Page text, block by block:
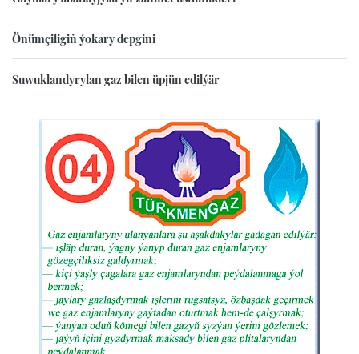
Önümçiligiň ýokary depgini
Suwuklandyrylan gaz bilen üpjün edilýär